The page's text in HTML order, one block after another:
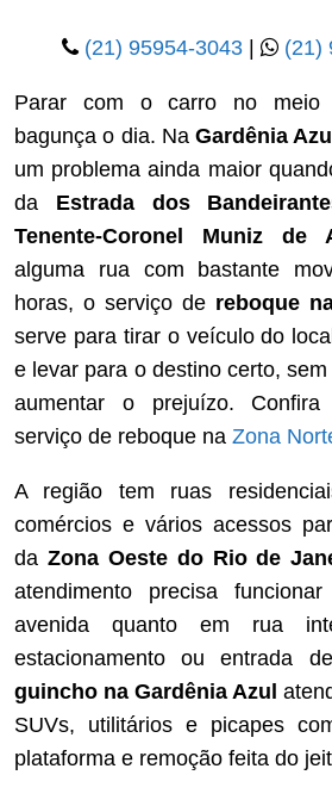
(21) 95954-3043 | (21)
Parar com o carro no meio
bagunça o dia. Na Gardênia
um problema ainda maior
da Estrada dos
Tenente-Coronel Muniz de
alguma rua com bastante
horas, o serviço de reboque
serve para tirar o veículo do
e levar para o destino certo,
aumentar o prejuízo. Confira
serviço de reboque na Zona
A região tem ruas
comércios e vários acessos
da Zona Oeste do Rio de
atendimento precisa
avenida quanto em rua
estacionamento ou entrada
guincho na Gardênia Azul
SUVs, utilitários e picapes
plataforma e remoção feita do